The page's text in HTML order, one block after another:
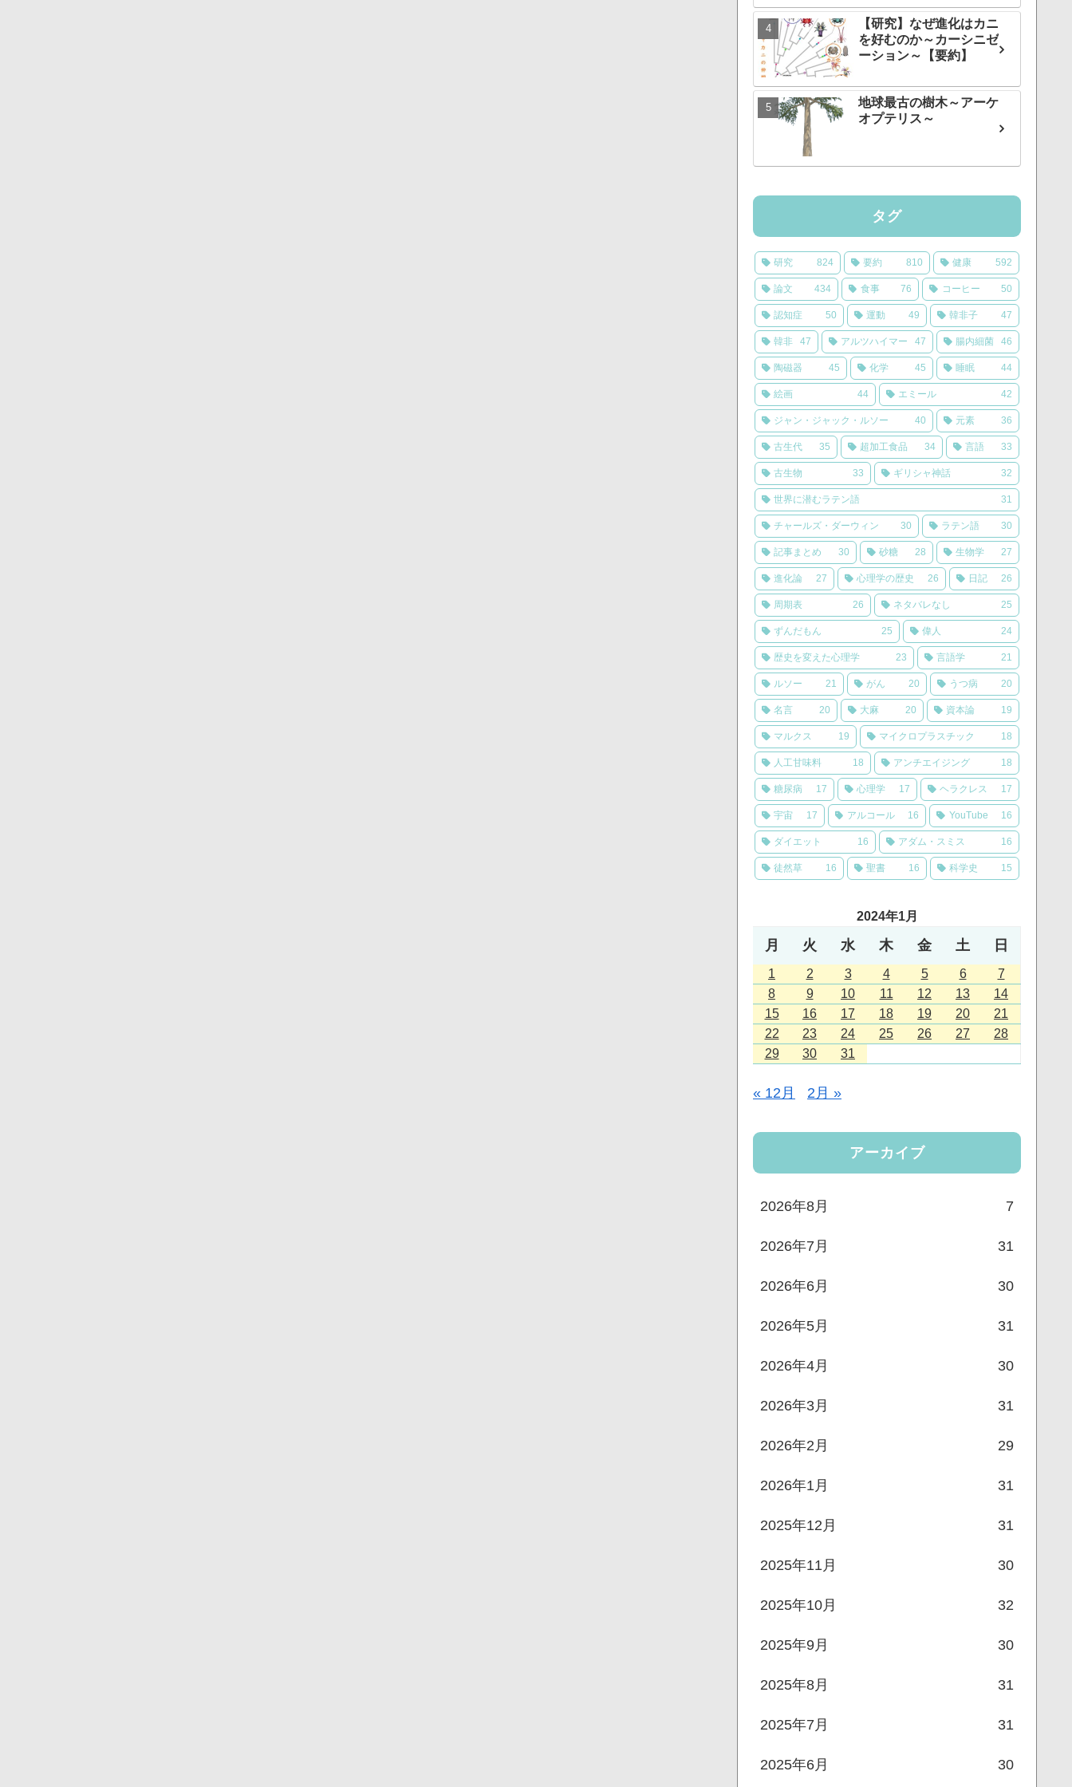
【研究】なぜ進化はカニ
を好むのか～カーシニゼ
ーション～【要約】
地球最古の樹木～アーケ
オプテリス～
タグ
研究 824 要約 810 健康 592
論文 434 食事 76 コーヒー 50
認知症 50 運動 49 韓非子 47
韓非 47 アルツハイマー 47 腸内細菌 46
陶磁器 45 化学 45 睡眠 44
絵画 44 エミール 42
ジャン・ジャック・ルソー 40 元素 36
古生代 35 超加工食品 34 言語 33
古生物 33 ギリシャ神話 32
世界に潜むラテン語 31
チャールズ・ダーウィン 30 ラテン語 30
記事まとめ 30 砂糖 28 生物学 27
進化論 27 心理学の歴史 26 日記 26
周期表 26 ネタバレなし 25
ずんだもん 25 偉人 24
歴史を変えた心理学 23 言語学 21
ルソー 21 がん 20 うつ病 20
名言 20 大麻 20 資本論 19
マルクス 19 マイクロプラスチック 18
人工甘味料 18 アンチエイジング 18
糖尿病 17 心理学 17 ヘラクレス 17
宇宙 17 アルコール 16 YouTube 16
ダイエット 16 アダム・スミス 16
徒然草 16 聖書 16 科学史 15
2024年1月
月 火 水 木 金 土 日
1 2 3 4 5 6
7
8
9 10 11 12 13
14
15
16 17 18 19 20
21
22
23 24 25 26 27
28
29
30 31
« 12月 2月 »
アーカイブ
2026年8月 7
2026年7月 31
2026年6月 30
2026年5月 31
2026年4月 30
2026年3月 31
2026年2月 29
2026年1月 31
2025年12月 31
2025年11月 30
2025年10月 32
2025年9月 30
2025年8月 31
2025年7月 31
2025年6月 30